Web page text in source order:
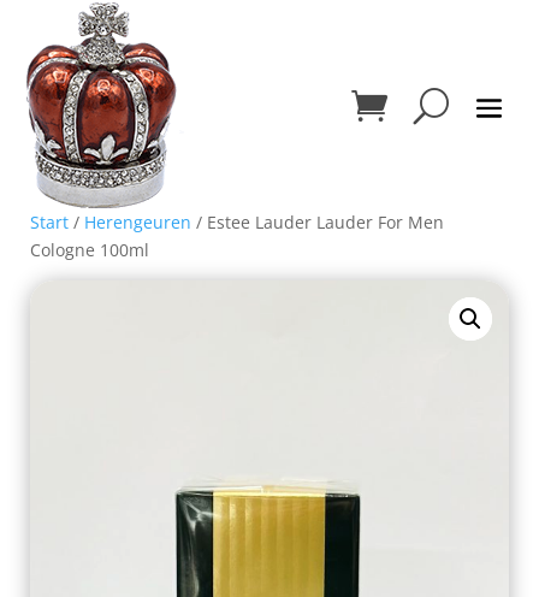
Start / Herengeuren / Estee Lauder Lauder For Men
Cologne 100ml